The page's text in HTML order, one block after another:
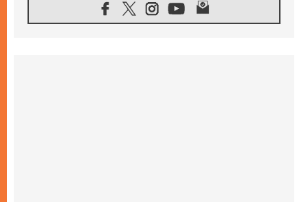
الفاتيكان يعلن برنامج الزيارة الرسولية للبابا لاوُن